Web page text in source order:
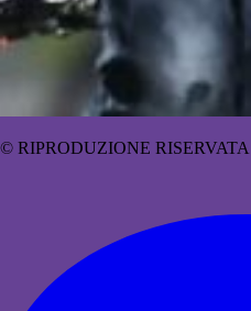
© RIPRODUZIONE RISERVATA